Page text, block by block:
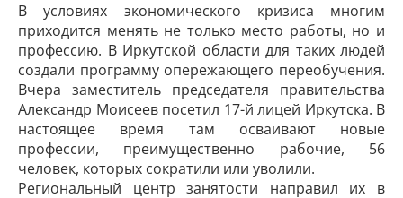
В условиях экономического кризиса многим
приходится менять не только место работы, но и
профессию. В Иркутской области для таких людей
создали программу опережающего переобучения.
Вчера заместитель председателя правительства
Александр Моисеев посетил 17-й лицей Иркутска. В
настоящее время там осваивают новые
профессии, преимущественно рабочие, 56
человек, которых сократили или уволили.
Региональный центр занятости направил их в